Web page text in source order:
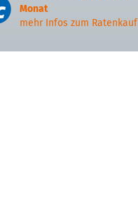
Monat
mehr Infos zum Ratenkauf